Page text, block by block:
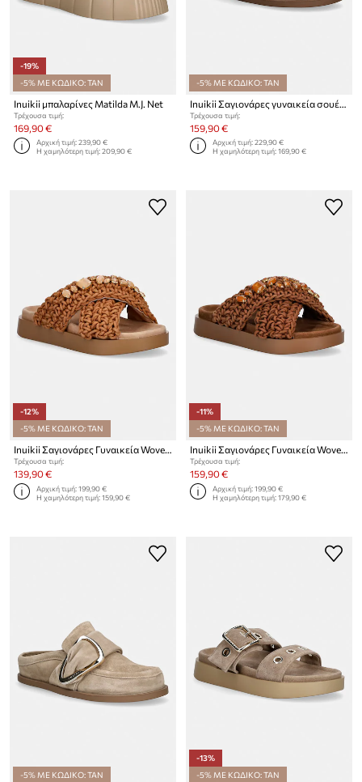
-19%
-5% ΜΕ ΚΩΔΙΚΟ: TAN
Inuikii μπαλαρίνες Matilda M.J. Net
Τρέχουσα τιμή:
169,90 €
Αρχική τιμή:239,90 €
Η χαμηλότερη τιμή:209,90 €
-5% ΜΕ ΚΩΔΙΚΟ: TAN
Τρέχουσα τιμή:
159,90 €
Αρχική τιμή:229,90 €
Η χαμηλότερη τιμή:169,90 €
-12%
-5% ΜΕ ΚΩΔΙΚΟ: TAN
Inuikii Σαγιονάρες Γυναικεία Woven Stones
Τρέχουσα τιμή:
139,90 €
Αρχική τιμή:199,90 €
Η χαμηλότερη τιμή:159,90 €
-11%
-5% ΜΕ ΚΩΔΙΚΟ: TAN
Inuikii Σαγιονάρες Γυναικεία Woven Stones
Τρέχουσα τιμή:
159,90 €
Αρχική τιμή:199,90 €
Η χαμηλότερη τιμή:179,90 €
-5% ΜΕ ΚΩΔΙΚΟ: TAN
-13%
-5% ΜΕ ΚΩΔΙΚΟ: TAN